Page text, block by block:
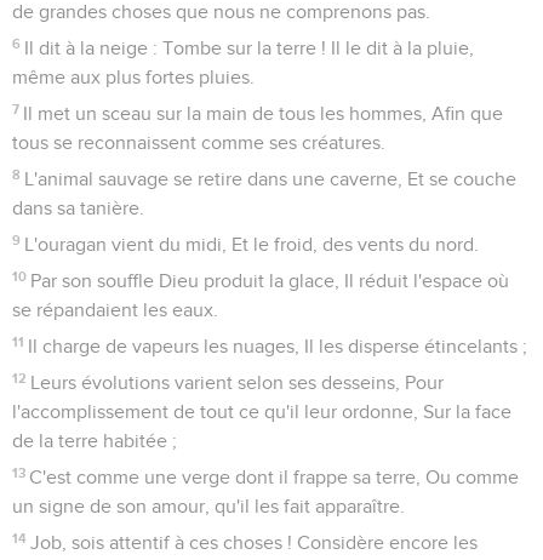
de grandes choses que nous ne comprenons pas.
6 Il dit à la neige : Tombe sur la terre ! Il le dit à la pluie,
même aux plus fortes pluies.
7 Il met un sceau sur la main de tous les hommes, Afin que
tous se reconnaissent comme ses créatures.
8 L'animal sauvage se retire dans une caverne, Et se couche
dans sa tanière.
9 L'ouragan vient du midi, Et le froid, des vents du nord.
10 Par son souffle Dieu produit la glace, Il réduit l'espace où
se répandaient les eaux.
11 Il charge de vapeurs les nuages, Il les disperse étincelants ;
12 Leurs évolutions varient selon ses desseins, Pour
l'accomplissement de tout ce qu'il leur ordonne, Sur la face
de la terre habitée ;
13 C'est comme une verge dont il frappe sa terre, Ou comme
un signe de son amour, qu'il les fait apparaître.
14 Job, sois attentif à ces choses ! Considère encore les